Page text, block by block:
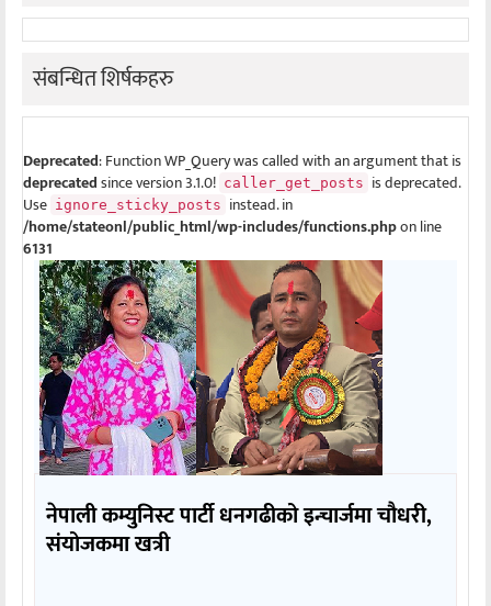
संबन्धित शिर्षकहरु
Deprecated: Function WP_Query was called with an argument that is
deprecatedsince version 3.1.0! caller_get_posts is deprecated.
Use ignore_sticky_posts instead. in
/home/stateonl/public_html/wp-includes/functions.phpon line
6131
नेपाली कम्युनिस्ट पार्टी धनगढीको इन्चार्जमा चौधरी,
संयोजकमा खत्री